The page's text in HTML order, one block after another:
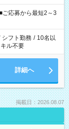
「できれば残業はし
ク希望
、もう1つのお仕事
は応募できません。
応募から最短2～3
シフト勤務 / 10名以
ル不要
詳細へ
掲載日：2026.08.07